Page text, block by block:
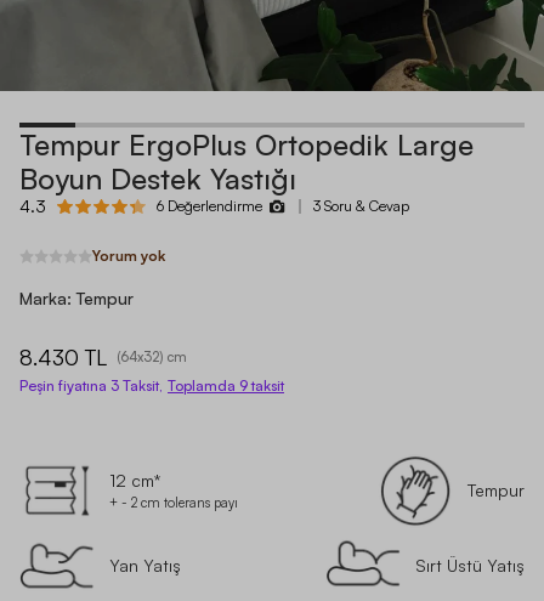
Tempur ErgoPlus Ortopedik Large
Boyun Destek Yastığı
4.3 6 Değerlendirme 3 Soru & Cevap
Yorum yok
Marka:Tempur
8.430 TL (64x32) cm
Peşin fiyatına 3 Taksit, Toplamda 9taksit
12 cm*
+ - 2 cm tolerans payı
Tempur
Yan Yatış Sırt Üstü Yatış